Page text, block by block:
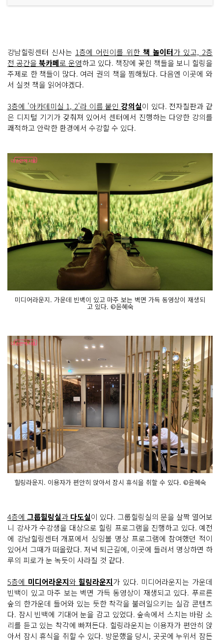
강남힐링센터 신사는 1층에 어린이를 위한 책 놀이터가 있고, 2층
전 공간을 북카페로 운영하고 있다. 책장에 꽂힌 책들을 보니 힐링을
주제로 한 책들이 많다. 여러 권의 책을 찜해뒀다. 다음엔 이곳에 와
서 실컷 책을 읽어야겠다.
3층에 '아카데미실 1, 2'라 이름 붙인 강의실이 있다. 전자칠판과 같
은 디지털 기기가 갖춰져 있어서 센터에서 진행하는 다양한 강의를
쾌적하고 안락한 환경에서 수강할 수 있다.
미디어라운지. 가운데 빈백이 있고 마주 보는 벽면 가득 동영상이 재생되
고 있다. ©윤혜숙
힐링라운지. 이용자가 편안히 앉아서 잠시 휴식을 취할 수 있다. ©윤혜숙
4층에 그룹힐링실과 다도실이 있다. 그룹힐링실의 문을 살짝 열어보
니 강사가 수강생을 대상으로 힐링 프로그램을 진행하고 있다. 예전
에 강남힐링센터 개포에서 싱잉볼 명상 프로그램에 참여했던 적이
있어서 그때가 떠올랐다. 저녁 퇴근길에, 이곳에 들러서 명상하면 하
루의 피로가 눈 녹듯이 사라질 것 같다.
5층에 미디어라운지와힐링라운지가 있다. 미디어라운지는 가운데
빈백이 있고 마주 보는 벽면 가득 동영상이 재생되고 있다. 푸르른
숲의 한가운데 들어와 있는 듯한 착각을 불러일으키는 실감 콘텐츠
다. 잠시 빈백에 기대어 눈을 감고 있었다. 숲속에서 스치는 바람 소
리를 듣고 있는 착각에 빠져든다. 힐링라운지는 이용자가 편안히 앉
아서 잠시 휴식을 취할 수 있다. 방문했을 당시, 곳곳에 누위서 잠든